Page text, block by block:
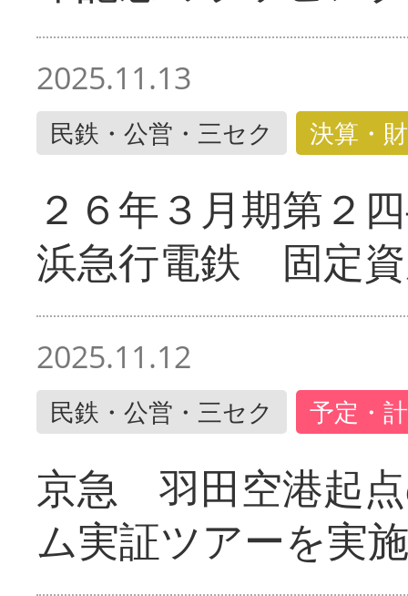
2025.11.13
民鉄・公営・三セク 決算・
２６年３月期第２
浜急行電鉄 固定
2025.11.12
民鉄・公営・三セク 予定・
京急 羽田空港起
ム実証ツアーを実施